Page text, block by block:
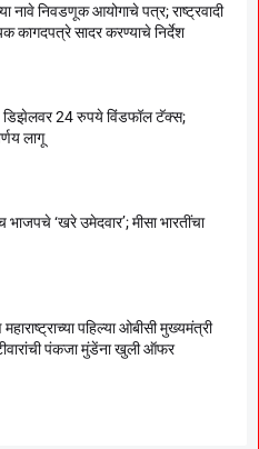
नावे निवडणूक आयोगाचे पत्र; राष्ट्रवादी
कागदपत्रे सादर करण्याचे निर्देश
डिझेलवर 24 रुपये विंडफॉल टॅक्स;
लागू
भाजपचे ‘खरे उमेदवार’; मीसा भारतींचा
पहिल्या ओबीसी मुख्यमंत्री
पंकजा मुंडेंना खुली ऑफर